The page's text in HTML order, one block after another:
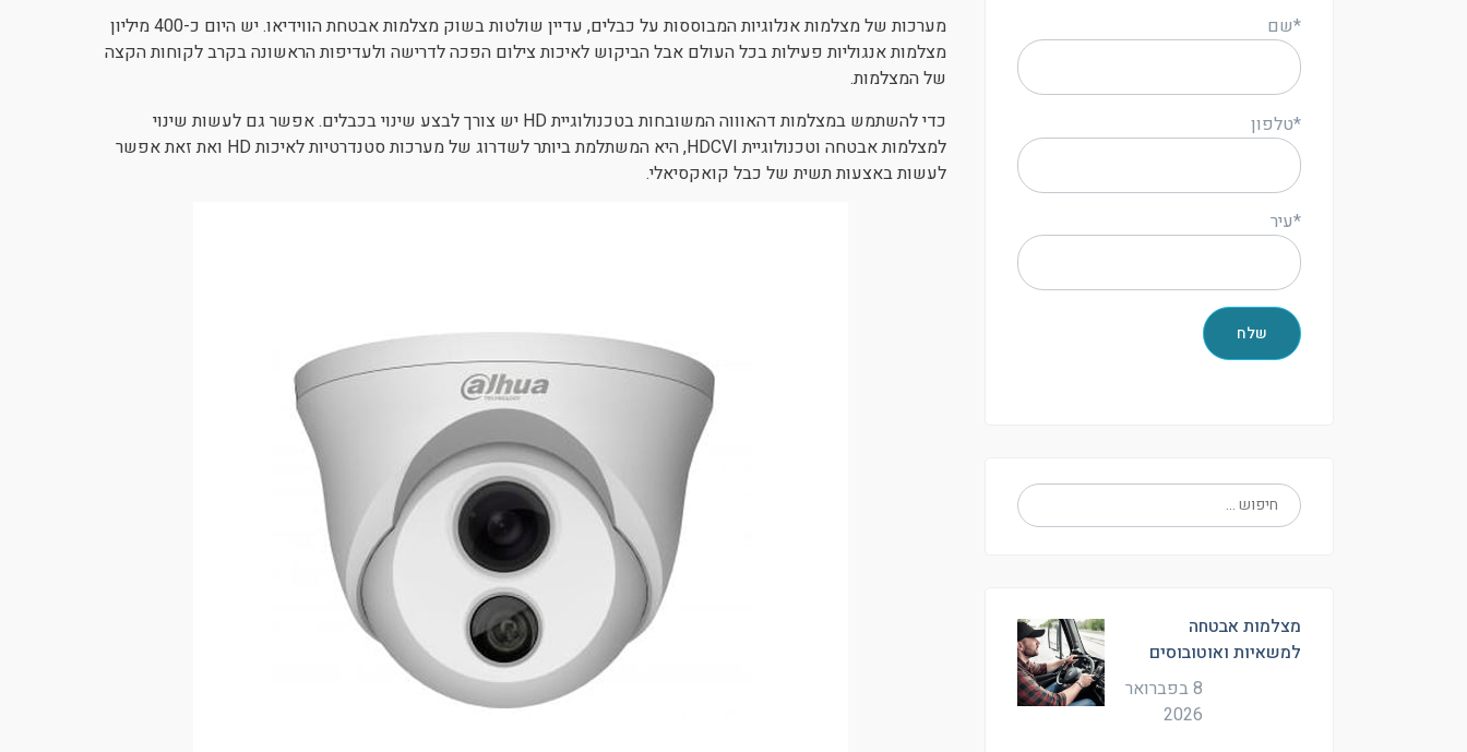
*שם
*טלפון
*עיר
מצלמות אבטחה
למשאיות ואוטובוסים
8 בפברואר
2026
מערכות של מצלמות אנלוגיות המבוססות על כבלים, עדיין שולטות בשוק מצלמות אבטחת הווידיאו. יש היום כ-400 מיליון
מצלמות אנגוליות פעילות בכל העולם אבל הביקוש לאיכות צילום הפכה לדרישה ולעדיפות הראשונה בקרב לקוחות הקצה
של המצלמות.
כדי להשתמש במצלמות דהאוווה המשובחות בטכנולוגיית HD יש צורך לבצע שינוי בכבלים. אפשר גם לעשות שינוי
למצלמות אבטחה וטכנולוגיית HDCVI, היא המשתלמת ביותר לשדרוג של מערכות סטנדרטיות לאיכות HD ואת זאת אפשר
לעשות באצעות תשית של כבל קואקסיאלי.